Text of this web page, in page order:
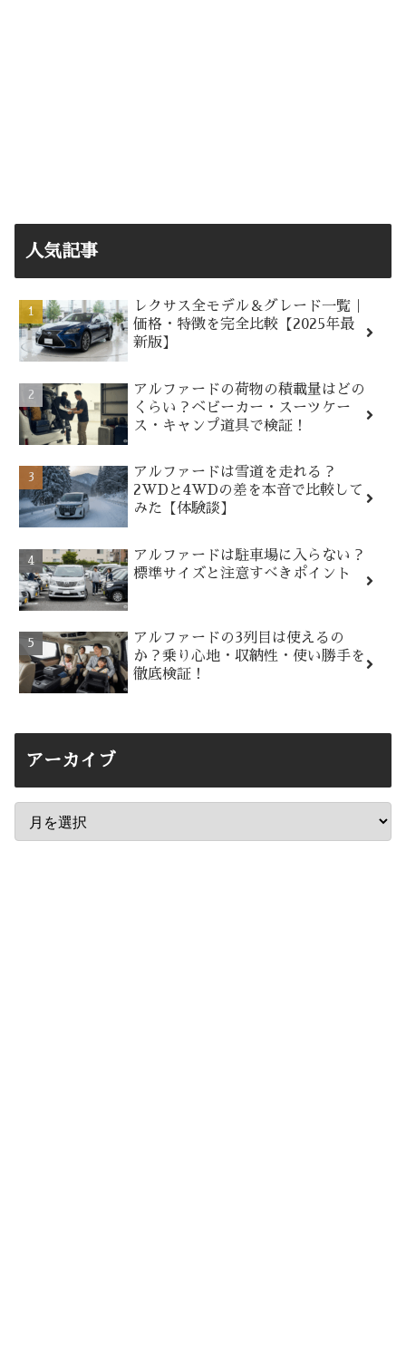
人気記事
レクサス全モデル＆グレード一覧｜
価格・特徴を完全比較【2025年最
新版】
アルファードの荷物の積載量はどの
くらい？ベビーカー・スーツケー
ス・キャンプ道具で検証！
アルファードは雪道を走れる？
2WDと4WDの差を本音で比較して
みた【体験談】
アルファードは駐車場に入らない？
標準サイズと注意すべきポイント
アルファードの3列目は使えるの
か？乗り心地・収納性・使い勝手を
徹底検証！
アーカイブ